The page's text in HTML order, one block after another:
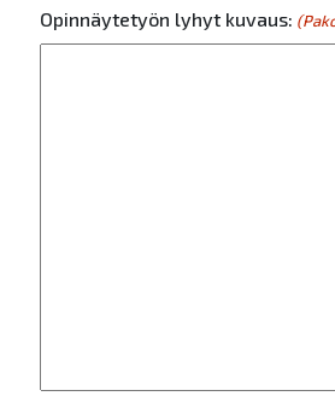
Opinnäytetyön lyhyt kuvaus: